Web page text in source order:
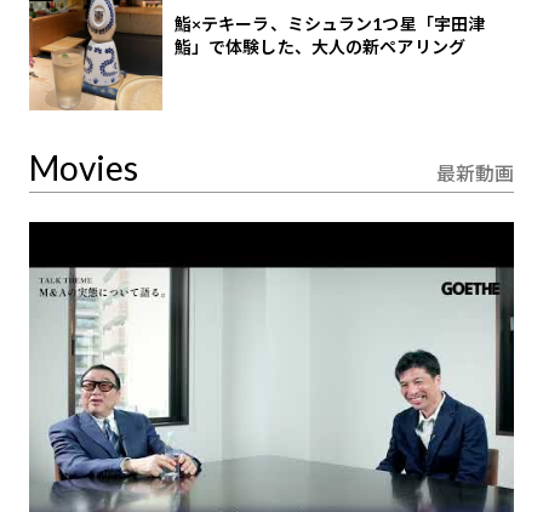
鮨×テキーラ、ミシュラン1つ星「宇田津
鮨」で体験した、大人の新ペアリング
Movies 最新動画